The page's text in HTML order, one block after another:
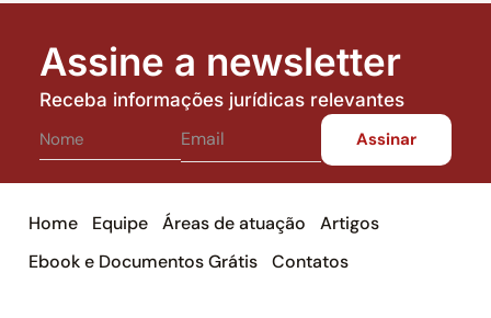
Assine a newsletter
Receba informações jurídicas relevantes
Home Equipe Áreas de atuação
Artigos
Ebook e Documentos Grátis
Contatos